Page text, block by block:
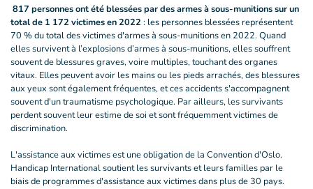
817 personnes ont été blessées par des armes à sous-munitions sur un
total de 1 172 victimes en 2022 : les personnes blessées représentent
70 % du total des victimes d'armes à sous-munitions en 2022. Quand
elles survivent à l’explosions d’armes à sous-munitions, elles souffrent
souvent de blessures graves, voire multiples, touchant des organes
vitaux. Elles peuvent avoir les mains ou les pieds arrachés, des blessures
aux yeux sont également fréquentes, et ces accidents s'accompagnent
souvent d'un traumatisme psychologique. Par ailleurs, les survivants
perdent souvent leur estime de soi et sont fréquemment victimes de
discrimination.
L'assistance aux victimes est une obligation de la Convention d'Oslo.
Handicap International soutient les survivants et leurs familles par le
biais de programmes d'assistance aux victimes dans plus de 30 pays.